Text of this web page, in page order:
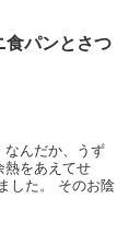
食パンとさつ
なんだか、うず
をあえてせ
した。 そのお陰